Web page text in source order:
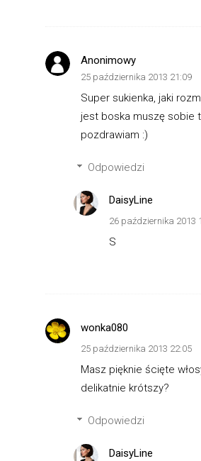
Anonimowy
25 października 2013 21:09
Super sukienka, jaki
jest boska muszę sobie
pozdrawiam :)
Odpowiedzi
DaisyLine
26 października 2013
S
wonka080
25 października 2013 22:05
Masz pięknie ścięte
delikatnie krótszy?
Odpowiedzi
DaisyLine